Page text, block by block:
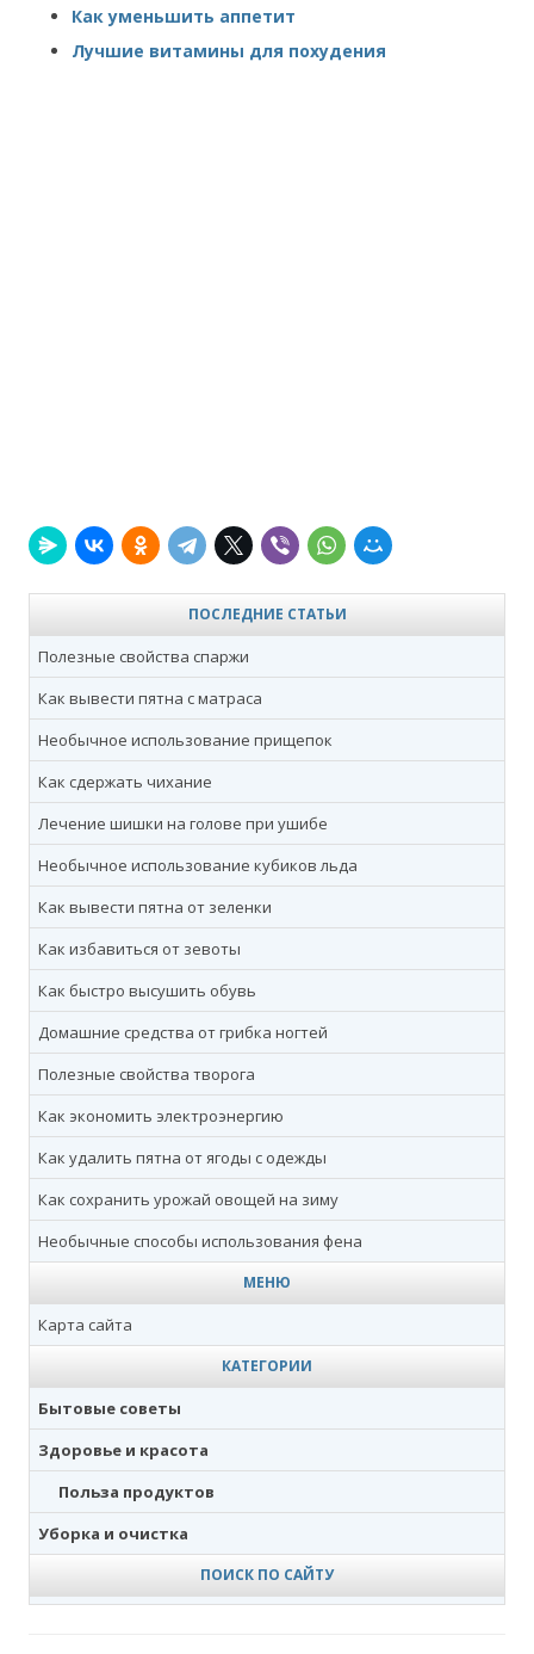
Как уменьшить аппетит
Лучшие витамины для похудения
ПОСЛЕДНИЕ СТАТЬИ
Полезные свойства спаржи
Как вывести пятна с матраса
Необычное использование прищепок
Как сдержать чихание
Лечение шишки на голове при ушибе
Необычное использование кубиков льда
Как вывести пятна от зеленки
Как избавиться от зевоты
Как быстро высушить обувь
Домашние средства от грибка ногтей
Полезные свойства творога
Как экономить электроэнергию
Как удалить пятна от ягоды с одежды
Как сохранить урожай овощей на зиму
Необычные способы использования фена
МЕНЮ
Карта сайта
КАТЕГОРИИ
Бытовые советы
Здоровье и красота
Польза продуктов
Уборка и очистка
ПОИСК ПО САЙТУ